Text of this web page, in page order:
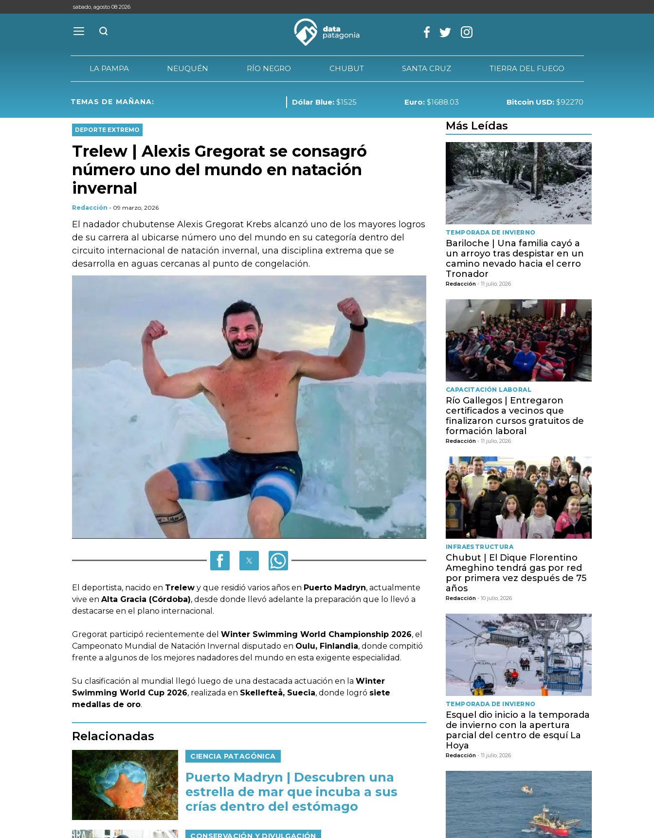
sabado, agosto 08 2026
LA PAMPA NEUQUÉN RÍO NEGRO CHUBUT SANTA CRUZ TIERRA DEL FUEGO
TEMAS DE MAÑANA: Dólar Blue: $1525 Euro: $1688.03 Bitcoin USD: $92270
RÍO NEGRO CHUBUT SANTA CRUZ TIERRA DEL FUEGO
DEPORTE EXTREMO
Trelew | Alexis Gregorat se consagró
número uno del mundo en natación
invernal
Redacción - 09 marzo, 2026
El nadador chubutense Alexis Gregorat Krebs alcanzó uno de los mayores logros
de su carrera al ubicarse número uno del mundo en su categoría dentro del
circuito internacional de natación invernal, una disciplina extrema que se
desarrolla en aguas cercanas al punto de congelación.
El deportista, nacido en Trelew y que residió varios años en Puerto Madryn, actualmente
vive en Alta Gracia (Córdoba), desde donde llevó adelante la preparación que lo llevó a
destacarse en el plano internacional.
Gregorat participó recientemente del Winter Swimming World Championship 2026, el
Campeonato Mundial de Natación Invernal disputado en Oulu, Finlandia, donde compitió
frente a algunos de los mejores nadadores del mundo en esta exigente especialidad.
Su clasificación al mundial llegó luego de una destacada actuación en la Winter
Swimming World Cup 2026, realizada en Skellefteå, Suecia, donde logró siete
medallas de oro.
Relacionadas
CIENCIA PATAGÓNICA
Puerto Madryn | Descubren una
estrella de mar que incuba a sus
crías dentro del estómago
CONSERVACIÓN Y DIVULGACIÓN
Más Leídas
TEMPORADA DE INVIERNO
Bariloche | Una familia cayó a
un arroyo tras despistar en un
camino nevado hacia el cerro
Tronador
Redacción - 11 julio, 2026
CAPACITACIÓN LABORAL
Río Gallegos | Entregaron
certificados a vecinos que
finalizaron cursos gratuitos de
formación laboral
Redacción - 11 julio, 2026
INFRAESTRUCTURA
Chubut | El Dique Florentino
Ameghino tendrá gas por red
por primera vez después de 75
años
Redacción - 10 julio, 2026
TEMPORADA DE INVIERNO
Esquel dio inicio a la temporada
de invierno con la apertura
parcial del centro de esquí La
Hoya
Redacción - 11 julio, 2026